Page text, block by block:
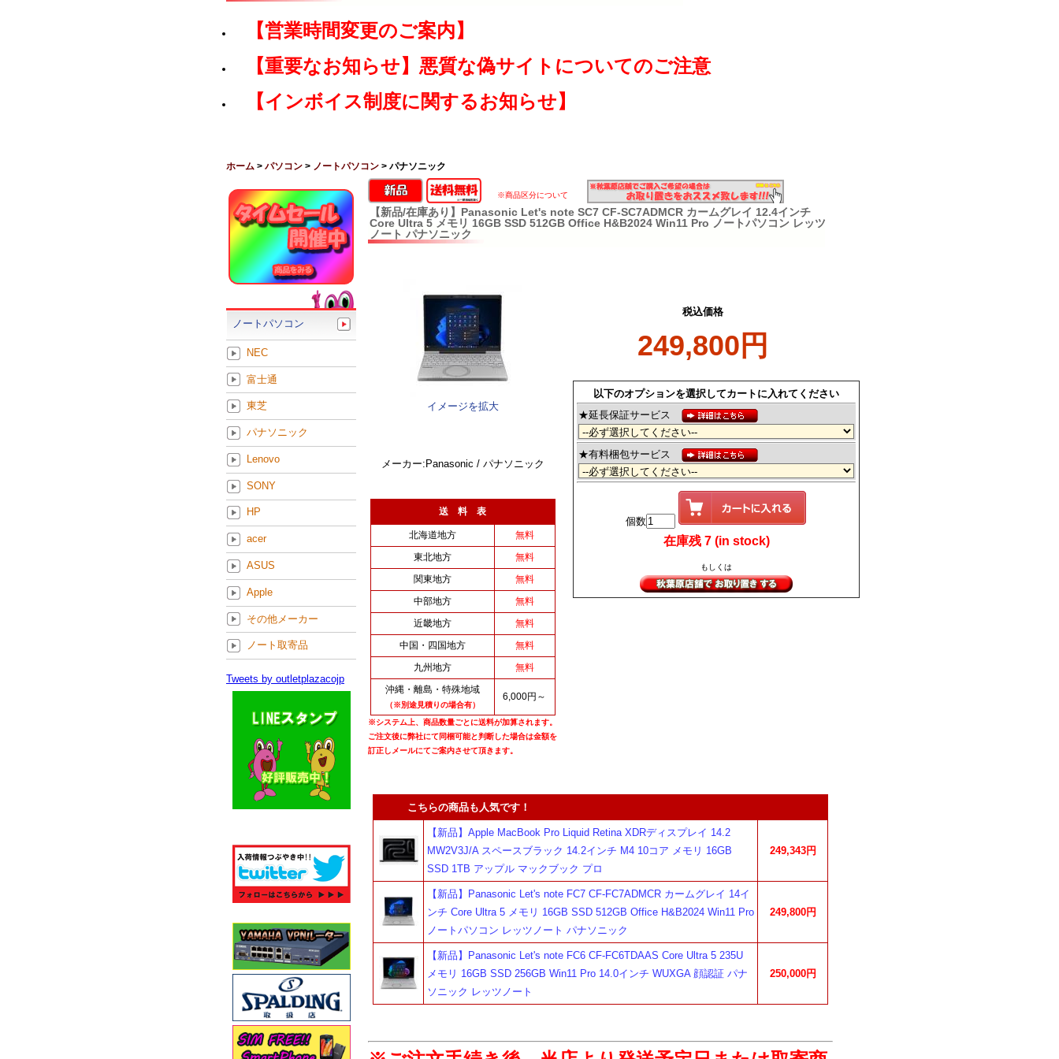
【営業時間変更のご案内】
【重要なお知らせ】悪質な偽サイトについてのご注意
【インボイス制度に関するお知らせ】
ホーム > パソコン > ノートパソコン > パナソニック
※商品区分について
【新品/在庫あり】Panasonic Let's note SC7 CF-SC7ADMCR カームグレイ 12.4インチ
Core Ultra 5 メモリ 16GB SSD 512GB Office H&B2024 Win11 Pro ノートパソコン レッツ
ノート パナソニック
イメージを拡大
メーカー:Panasonic / パナソニック
送 料 表
北海道地方
無料
東北地方
無料
関東地方
無料
中部地方
無料
近畿地方
無料
中国・四国地方
無料
九州地方
無料
沖縄・離島・特殊地域
（※別途見積りの場合有）
6,000円～
※システム上、商品数量ごとに送料が加算されます。
ご注文後に弊社にて同梱可能と判断した場合は金額を
訂正しメールにてご案内させて頂きます。
税込価格
249,800円
以下のオプションを選択してカートに入れてください
★延長保証サービス
★有料梱包サービス
個数
在庫残 7 (in stock)
もしくは
こちらの商品も人気です！
【新品】Apple MacBook Pro Liquid Retina XDRディスプレイ 14.2
MW2V3J/A スペースブラック 14.2インチ M4 10コア メモリ 16GB
SSD 1TB アップル マックブック プロ
249,343円
【新品】Panasonic Let's note FC7 CF-FC7ADMCR カームグレイ 14イ
ンチ Core Ultra 5 メモリ 16GB SSD 512GB Office H&B2024 Win11 Pro
ノートパソコン レッツノート パナソニック
249,800円
【新品】Panasonic Let's note FC6 CF-FC6TDAAS Core Ultra 5 235U
メモリ 16GB SSD 256GB Win11 Pro 14.0インチ WUXGA 顔認証 パナ
ソニック レッツノート
250,000円
ノートパソコン
NEC
富士通
東芝
パナソニック
Lenovo
SONY
HP
acer
ASUS
Apple
その他メーカー
ノート取寄品
Tweets by outletplazacojp